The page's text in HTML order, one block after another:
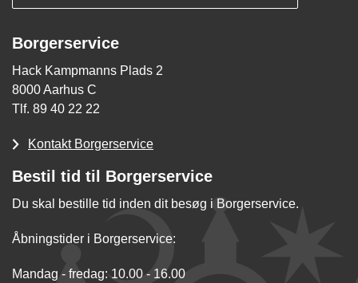
Borgerservice
Hack Kampmanns Plads 2
8000 Aarhus C
Tlf. 89 40 22 22
Kontakt Borgerservice
Bestil tid til Borgerservice
Du skal bestille tid inden dit besøg i Borgerservice.
Åbningstider i Borgerservice:
Mandag - fredag: 10.00 - 16.00